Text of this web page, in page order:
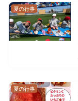
夏の行事
夏の行事